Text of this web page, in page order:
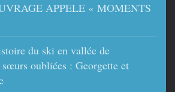
APPELE « MOMENTS
du ski en vallée de
oubliées : Georgette et